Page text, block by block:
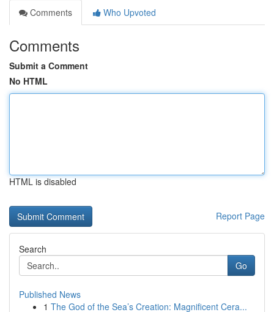
Comments
Who Upvoted
Comments
Submit a Comment
No HTML
HTML is disabled
Report Page
Search
Go
Published News
1 The God of the Sea’s Creation: Magnificent Cera...